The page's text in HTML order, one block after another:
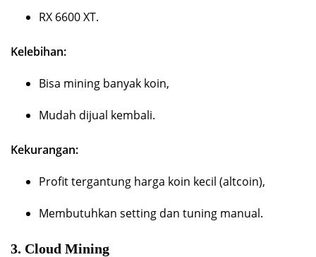
RX 6600 XT.
Kelebihan:
Bisa mining banyak koin,
Mudah dijual kembali.
Kekurangan:
Profit tergantung harga koin kecil (altcoin),
Membutuhkan setting dan tuning manual.
3. Cloud Mining